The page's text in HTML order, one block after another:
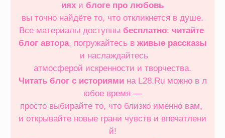
иях и блоге про любовь
вы точно найдёте то, что откликнется в душе.
Все материалы доступны бесплатно: читайте
блог автора, погружайтесь в живые рассказы
и наслаждайтесь
атмосферой искренности и творчества.
Читать блог с историямина L28.Ru можно в л
юбое время —
просто выбирайте то, что близко именно вам,
и открывайте новые грани чувств и впечатлени
й!